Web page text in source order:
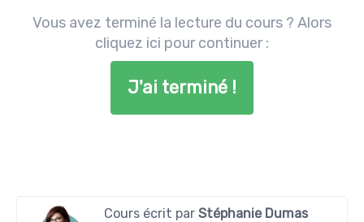
Vous avez terminé la lecture du cours ? Alors
cliquez ici pour continuer :
J'ai terminé !
Cours écrit parStéphanie Dumas